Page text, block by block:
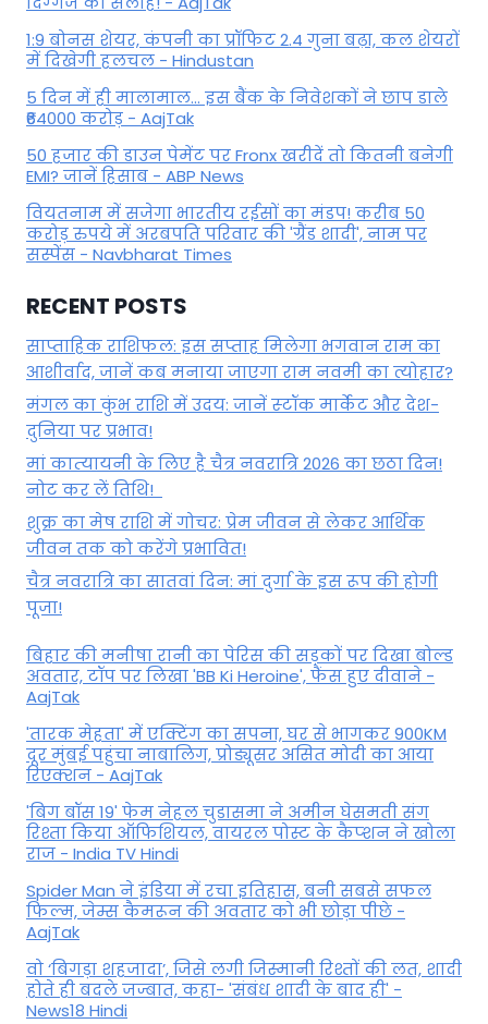
1:9 बोनस शेयर, कंपनी का प्रॉफिट 2.4 गुना बढ़ा, कल शेयरों
में दिखेगी हलचल - Hindustan
5 दिन में ही मालामाल... इस बैंक के निवेशकों ने छाप डाले
₹64000 करोड़ - AajTak
50 हजार की डाउन पेमेंट पर Fronx खरीदें तो कितनी बनेगी
EMI? जानें हिसाब - ABP News
वियतनाम में सजेगा भारतीय रईसों का मंडप! करीब 50
करोड़ रुपये में अरबपति परिवार की 'ग्रैंड शादी', नाम पर
सस्पेंस - Navbharat Times
RECENT POSTS
साप्ताहिक राशिफल: इस सप्ताह मिलेगा भगवान राम का
आशीर्वाद, जानें कब मनाया जाएगा राम नवमी का त्योहार?
मंगल का कुंभ राशि में उदय: जानें स्‍टॉक मार्केट और देश-
दुनिया पर प्रभाव!
मां कात्‍यायनी के लिए है चैत्र नवरात्रि 2026 का छठा दिन!
नोट कर लें तिथि!
शुक्र का मेष राशि में गोचर: प्रेम जीवन से लेकर आर्थिक
जीवन तक को करेंगे प्रभावित!
चैत्र नवरात्रि का सातवां दिन: मां दुर्गा के इस रूप की होगी
पूजा!
बिहार की मनीषा रानी का पेरिस की सड़कों पर दिखा बोल्ड
अवतार, टॉप पर लिखा 'BB Ki Heroine', फैंस हुए दीवाने -
AajTak
'तारक मेहता' में एक्टिंग का सपना, घर से भागकर 900KM
दूर मुंबई पहुंचा नाबालिग, प्रोड्यूसर असित मोदी का आया
रिएक्शन - AajTak
'बिग बॉस 19' फेम नेहल चुडासमा ने अमीन घेसमती संग
रिश्ता किया ऑफिशियल, वायरल पोस्ट के कैप्शन ने खोला
राज - India TV Hindi
Spider Man ने इंडिया में रचा इतिहास, बनी सबसे सफल
फिल्म, जेम्स कैमरून की अवतार को भी छोड़ा पीछे -
AajTak
वो ‘बिगड़ा शहजादा’, जिसे लगी जिस्मानी रिश्तों की लत, शादी
होते ही बदले जज्बात, कहा- 'संबंध शादी के बाद ही' -
News18 Hindi